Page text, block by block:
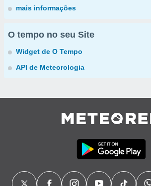
mais informações
O tempo no seu Site
Widget de O Tempo
API de Meteorologia